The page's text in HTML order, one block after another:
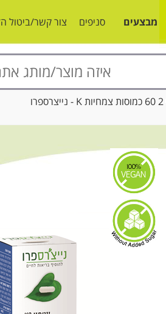
מבצעים סניפים צור קשר/ביטול